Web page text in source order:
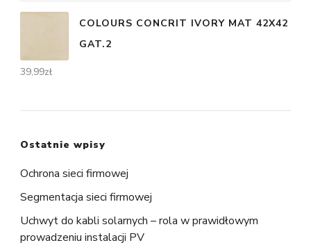
COLOURS CONCRIT IVORY MAT 42X42
GAT.2
39,99zł
Ostatnie wpisy
Ochrona sieci firmowej
Segmentacja sieci firmowej
Uchwyt do kabli solarnych – rola w prawidłowym
prowadzeniu instalacji PV